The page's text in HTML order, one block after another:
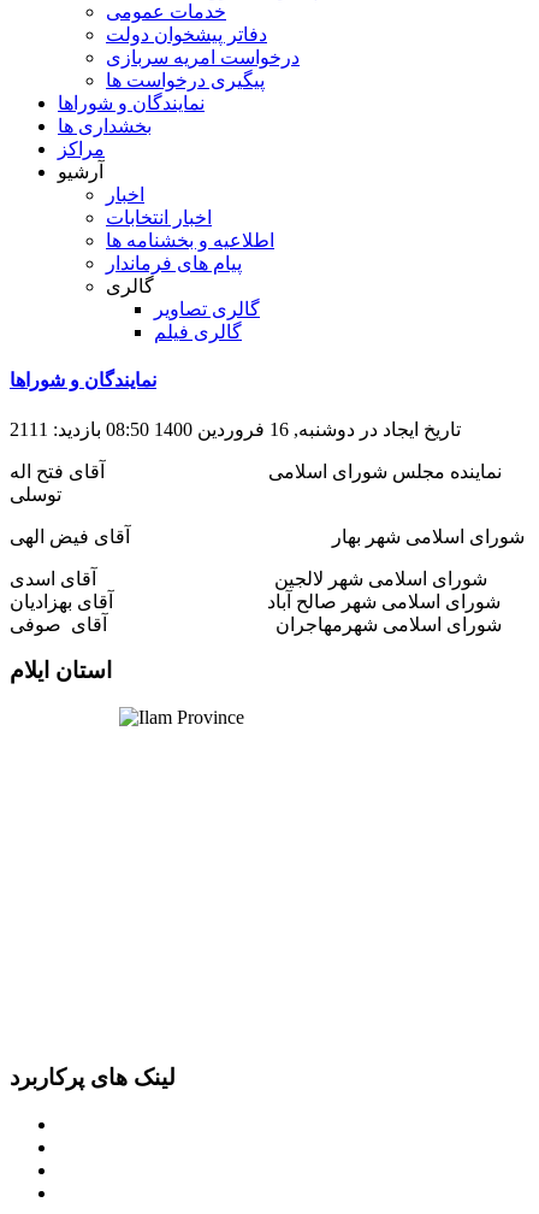
خدمات عمومی
دفاتر پیشخوان دولت
درخواست امریه سربازی
پیگیری درخواست ها
نمایندگان و شوراها
بخشداری ها
مراکز
آرشیو
اخبار
اخبار انتخابات
اطلاعیه و بخشنامه ها
پیام های فرماندار
گالری
گالری تصاویر
گالری فیلم
نمایندگان و شوراها
تاریخ ایجاد در دوشنبه, 16 فروردين 1400 08:50 بازدید: 2111
نماینده مجلس شورای اسلامی آقای فتح اله
توسلی
شورای اسلامی شهر بهار آقای فیض الهی
شورای اسلامی شهر لالجین آقای اسدی
شورای اسلامی شهر صالح آباد آقای بهزادیان
شورای اسلامی شهرمهاجران آقای صوفی
استان ایلام
لینک های پرکاربرد